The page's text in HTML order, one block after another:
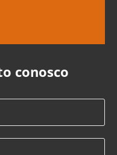
conosco